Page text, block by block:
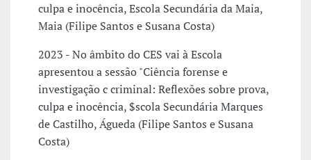
culpa e inocência, Escola Secundária da Maia,
Maia (Filipe Santos e Susana Costa)
2023 - No âmbito do CES vai à Escola
apresentou a sessão "Ciência forense e
investigação c criminal: Reflexões sobre prova,
culpa e inocência, $scola Secundária Marques
de Castilho, Águeda (Filipe Santos e Susana
Costa)